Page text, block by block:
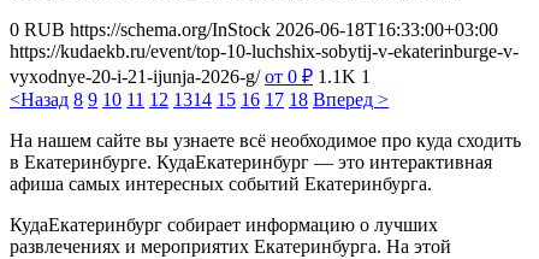
0 RUB https://schema.org/InStock 2026-06-18T16:33:00+03:00
https://kudaekb.ru/event/top-10-luchshix-sobytij-v-ekaterinburge-v-
vyxodnye-20-i-21-ijunja-2026-g/ от 0 ₽ 1.1K 1
<Назад 8 9 10 11 12 1314 15 16 17 18 Вперед >
На нашем сайте вы узнаете всё необходимое про куда сходить
в Екатеринбурге. КудаЕкатеринбург — это интерактивная
афиша самых интересных событий Екатеринбурга.
КудаЕкатеринбург собирает информацию о лучших
развлечениях и мероприятих Екатеринбурга. На этой